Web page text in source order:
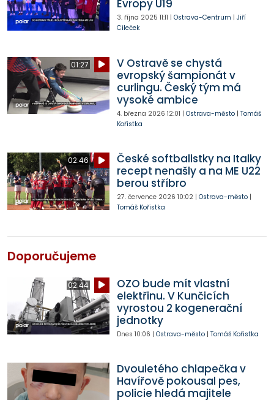
Evropy U19
3. října 2025 11:11 | Ostrava-Centrum | Jiří
Cileček
01:27
V Ostravě se chystá
evropský šampionát v
curlingu. Český tým má
vysoké ambice
4. března 2026 12:01 | Ostrava-město| Tomáš
Kořistka
02:46
České softballstky na Italky
recept nenašly a na ME U22
berou stříbro
27. července 2026 10:02| Ostrava-město|
Tomáš Kořistka
Doporučujeme
02:44
OZO bude mít vlastní
elektřinu. V Kunčicích
vyrostou 2 kogenerační
jednotky
Dnes 10:06 | Ostrava-město| Tomáš Kořistka
Dvouletého chlapečka v
Havířově pokousal pes,
policie hledá majitele